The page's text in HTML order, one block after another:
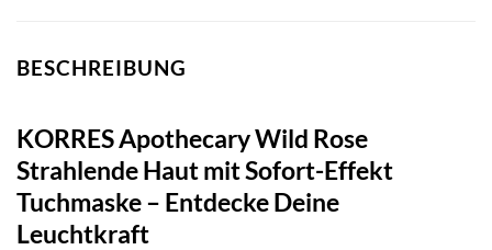
BESCHREIBUNG
KORRES Apothecary Wild Rose
Strahlende Haut mit Sofort-Effekt
Tuchmaske – Entdecke Deine
Leuchtkraft